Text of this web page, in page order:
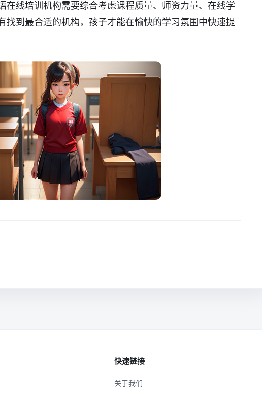
在线培训机构需要综合考虑课程质量、师资力量、在线学
找到最合适的机构，孩子才能在愉快的学习氛围中快速提
快速链接
关于我们